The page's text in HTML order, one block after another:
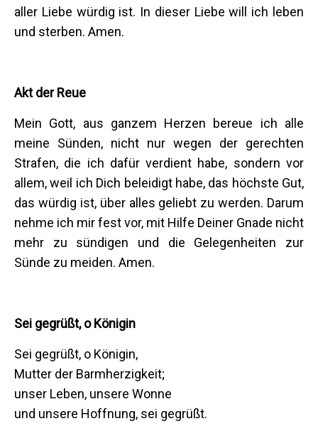
aller Liebe würdig ist. In dieser Liebe will ich leben
und sterben. Amen.
Akt der Reue
Mein Gott, aus ganzem Herzen bereue ich alle
meine Sünden, nicht nur wegen der gerechten
Strafen, die ich dafür verdient habe, sondern vor
allem, weil ich Dich beleidigt habe, das höchste Gut,
das würdig ist, über alles geliebt zu werden. Darum
nehme ich mir fest vor, mit Hilfe Deiner Gnade nicht
mehr zu sündigen und die Gelegenheiten zur
Sünde zu meiden. Amen.
Sei gegrüßt, o Königin
Sei gegrüßt, o Königin,
Mutter der Barmherzigkeit;
unser Leben, unsere Wonne
und unsere Hoffnung, sei gegrüßt.